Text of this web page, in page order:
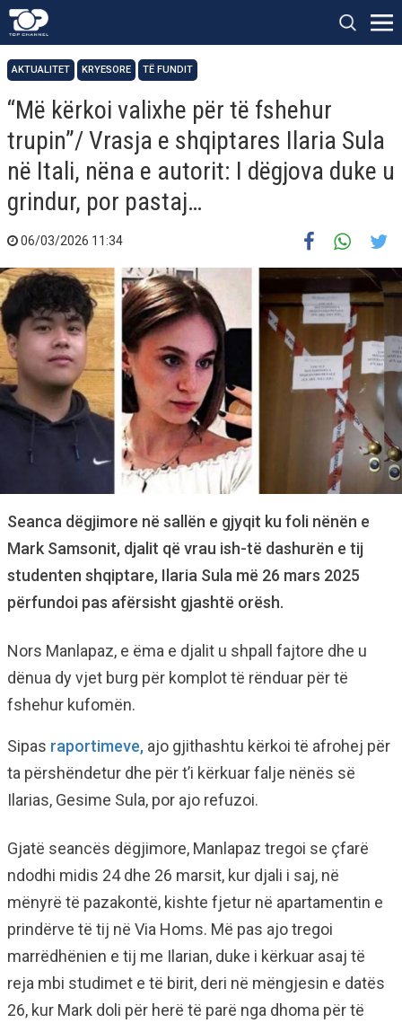
AKTUALITET KRYESORE TË FUNDIT
“Më kërkoi valixhe për të fshehur
trupin”/ Vrasja e shqiptares Ilaria Sula
në Itali, nëna e autorit: I dëgjova duke u
grindur, por pastaj…
06/03/2026 11:34
Seanca dëgjimore në sallën e gjyqit ku foli nënën e
Mark Samsonit, djalit që vrau ish-të dashurën e tij
studenten shqiptare, Ilaria Sula më 26 mars 2025
përfundoi pas afërsisht gjashtë orësh.
Nors Manlapaz, e ëma e djalit u shpall fajtore dhe u
dënua dy vjet burg për komplot të rënduar për të
fshehur kufomën.
Sipas raportimeve, ajo gjithashtu kërkoi të afrohej për
ta përshëndetur dhe për t’i kërkuar falje nënës së
Ilarias, Gesime Sula, por ajo refuzoi.
Gjatë seancës dëgjimore, Manlapaz tregoi se çfarë
ndodhi midis 24 dhe 26 marsit, kur djali i saj, në
mënyrë të pazakontë, kishte fjetur në apartamentin e
prindërve të tij në Via Homs. Më pas ajo tregoi
marrëdhënien e tij me Ilarian, duke i kërkuar asaj të
reja mbi studimet e të birit, deri në mëngjesin e datës
26, kur Mark doli për herë të parë nga dhoma për të